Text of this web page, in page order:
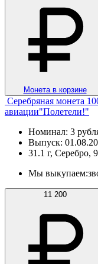
Монета в корзине
Серебряная монета
авиации"Полетели!"
Номинал: 3
Выпуск:
31.1 г, Серебро,
Мы выкупаем:
11 200